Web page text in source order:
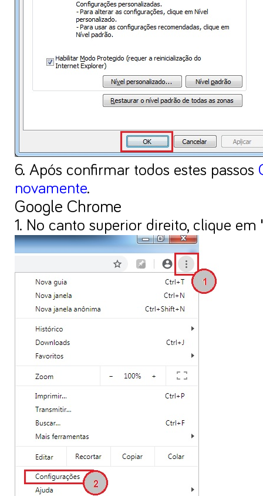
6. Após confirmar todos estes passos
novamente.
Google Chrome
1. No canto superior direito, clique em